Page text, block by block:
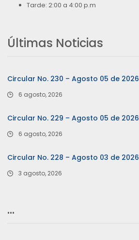
Tarde: 2:00 a 4:00 p.m
Últimas Noticias
Circular No. 230 – Agosto 05 de 2026
6 agosto, 2026
Circular No. 229 – Agosto 05 de 2026
6 agosto, 2026
Circular No. 228 – Agosto 03 de 2026
3 agosto, 2026
…